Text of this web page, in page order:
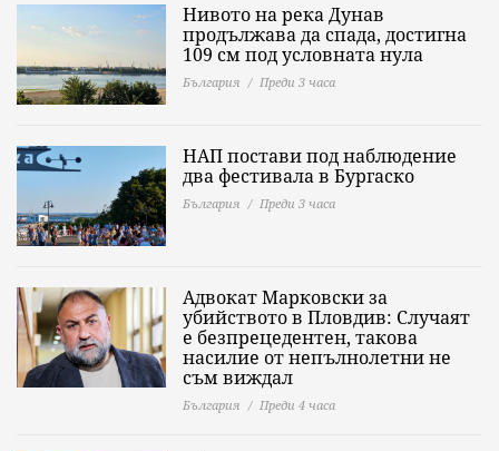
Нивото на река Дунав
продължава да спада, достигна
109 см под условната нула
България Преди 3 часа
НАП постави под наблюдение
два фестивала в Бургаско
България Преди 3 часа
Адвокат Марковски за
убийството в Пловдив: Случаят
е безпрецедентен, такова
насилие от непълнолетни не
съм виждал
България Преди 4 часа